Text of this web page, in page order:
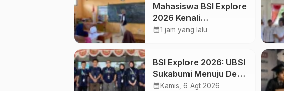
Mahasiswa BSI Explore
2026 Kenali
Kemampuan Literasi
calendar_month1 jam yang lalu
BSI Explore 2026: UBSI
Sukabumi Menuju Desa
Purwasedar
calendar_month Kamis, 6 Agt 2026